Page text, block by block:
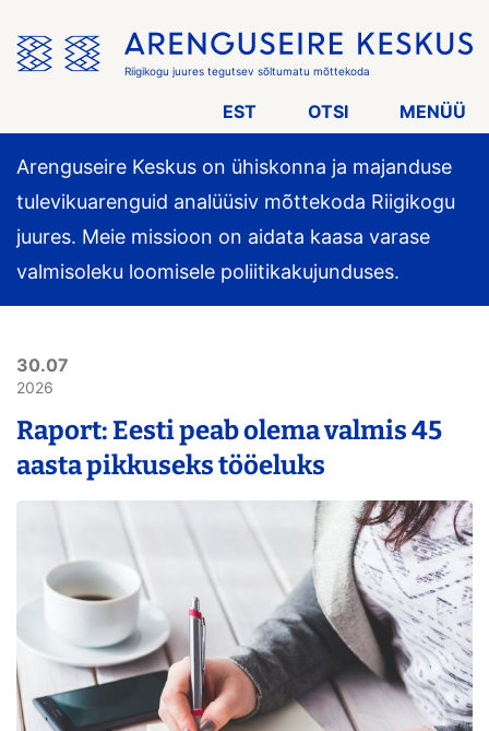
menüü
vahele
Riigikogu juures tegutsev sõltumatu mõttekoda
EST OTSI MENÜÜ
Arenguseire Keskus on ühiskonna ja majanduse
tulevikuarenguid analüüsiv mõttekoda Riigikogu
juures. Meie missioon on aidata kaasa varase
valmisoleku loomisele poliitikakujunduses.
30.07
2026
Raport: Eesti peab olema valmis 45
aasta pikkuseks tööeluks